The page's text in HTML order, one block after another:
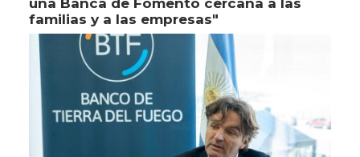
familias y a las empresas"